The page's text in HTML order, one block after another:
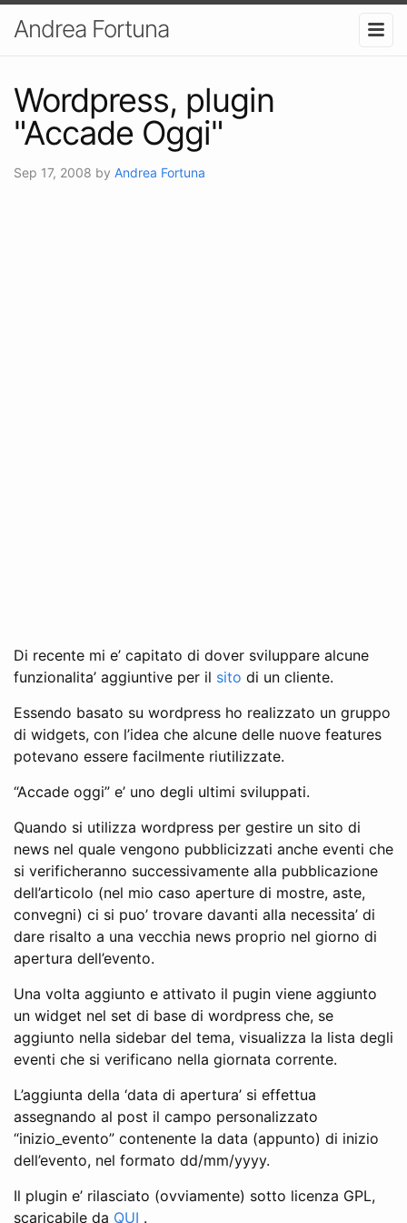
Andrea Fortuna
Wordpress, plugin
"Accade Oggi"
Sep 17, 2008 by Andrea Fortuna
Di recente mi e’ capitato di dover sviluppare alcune
funzionalita’ aggiuntive per il sito di un cliente.
Essendo basato su wordpress ho realizzato un gruppo
di widgets, con l’idea che alcune delle nuove features
potevano essere facilmente riutilizzate.
“Accade oggi” e’ uno degli ultimi sviluppati.
Quando si utilizza wordpress per gestire un sito di
news nel quale vengono pubblicizzati anche eventi che
si verificheranno successivamente alla pubblicazione
dell’articolo (nel mio caso aperture di mostre, aste,
convegni) ci si puo’ trovare davanti alla necessita’ di
dare risalto a una vecchia news proprio nel giorno di
apertura dell’evento.
Una volta aggiunto e attivato il pugin viene aggiunto
un widget nel set di base di wordpress che, se
aggiunto nella sidebar del tema, visualizza la lista degli
eventi che si verificano nella giornata corrente.
L’aggiunta della ‘data di apertura’ si effettua
assegnando al post il campo personalizzato
“inizio_evento” contenente la data (appunto) di inizio
dell’evento, nel formato dd/mm/yyyy.
Il plugin e’ rilasciato (ovviamente) sotto licenza GPL,
scaricabile da QUI .